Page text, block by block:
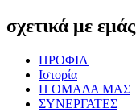
σχετικά με εμάς
ΠΡΟΦΙΛ
Ιστορία
Η ΟΜΑΔΑ ΜΑΣ
ΣΥΝΕΡΓΑΤΕΣ